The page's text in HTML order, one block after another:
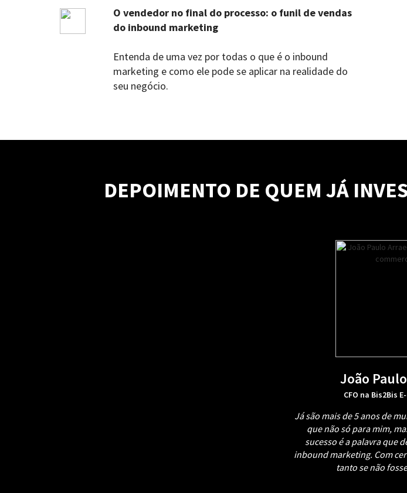
O vendedor no final do processo: o funil de vendas
do inbound marketing
Entenda de uma vez por todas o que é o inbound
marketing e como ele pode se aplicar na realidade do
seu negócio.
DEPOIMENTO DE QUEM JÁ
João
CFO na Bis2Bis
Já são mais de 5 anos de
que não só para mim,
sucesso é a palavra que
inbound marketing. Com
tanto se não